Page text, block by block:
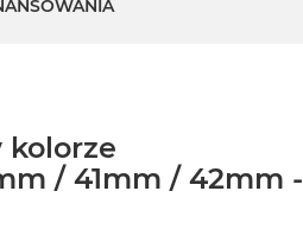
kolorze
/ 41mm / 42mm -